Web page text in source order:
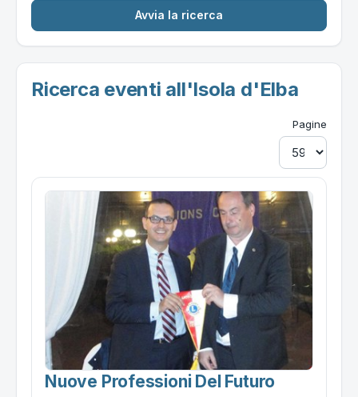
Ricerca eventi all'Isola d'Elba
Pagine
Nuove Professioni Del Futuro